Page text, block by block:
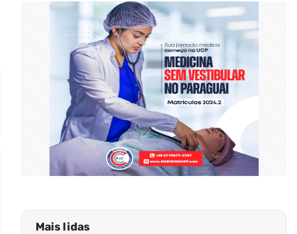
Mais lidas